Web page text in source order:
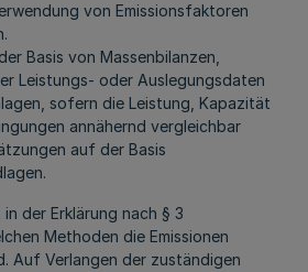
von Emissionsfaktoren
Basis von Massenbilanzen,
Leistungs- oder Auslegungsdaten
sofern die Leistung, Kapazität
annähernd vergleichbar
auf der Basis
der Erklärung nach § 3
Methoden die Emissionen
Auf Verlangen der zuständigen